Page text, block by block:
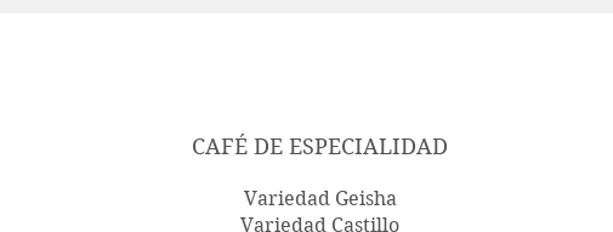
CAFÉ DE ESPECIALIDAD
Variedad Geisha
Variedad Castillo